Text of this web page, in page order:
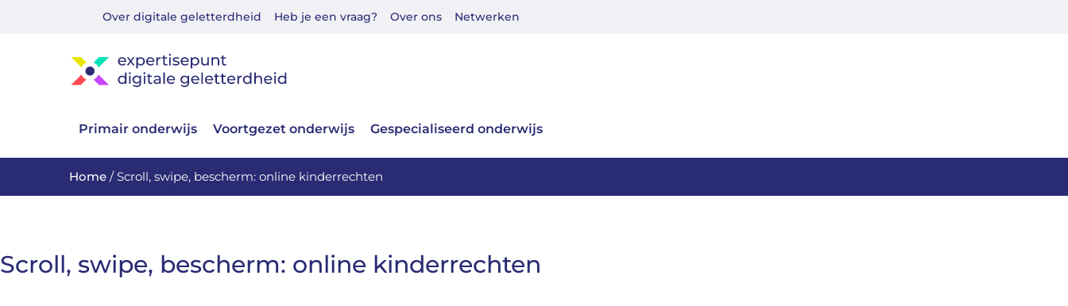
Over digitale geletterdheid Heb je een vraag? Over ons Netwerken
Primair onderwijs Voortgezet onderwijs Gespecialiseerd onderwijs
Home /Scroll, swipe, bescherm: online kinderrechten
Scroll, swipe, bescherm: online kinderrechten